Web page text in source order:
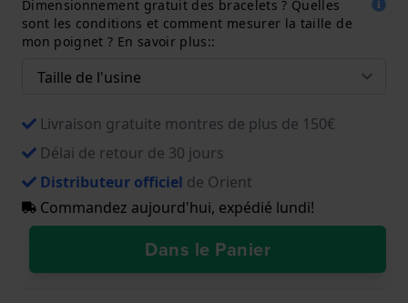
Dimensionnement gratuit des bracelets ? Quelles
sont les conditions et comment mesurer la taille de
mon poignet ? En savoir plus::
Livraison gratuite montres de plus de 150€
Délai de retour de 30 jours
Distributeur officiel de Orient
Commandez aujourd'hui, expédié lundi!
Dans le Panier